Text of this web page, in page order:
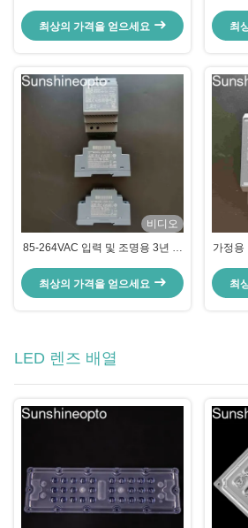
기능을 갖춘 54W LED 전원 공급
장치
최상의 가격을 얻으세요 최
비디오
85-264VAC 입력 및 조명용 3년 보
최상의 가격을 얻으세요
가정용
최
LED 렌즈 배열